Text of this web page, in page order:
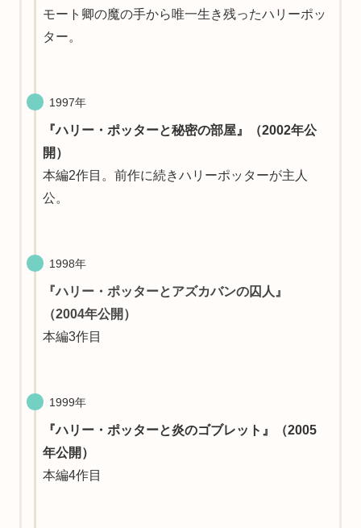
モート卿の魔の手から唯一生き残ったハリーポッ
ター。
1997年
『ハリー・ポッターと秘密の部屋』（2002年公
開）
本編2作目。前作に続きハリーポッターが主人
公。
1998年
『ハリー・ポッターとアズカバンの囚人』
（2004年公開）
本編3作目
1999年
『ハリー・ポッターと炎のゴブレット』（2005
年公開）
本編4作目